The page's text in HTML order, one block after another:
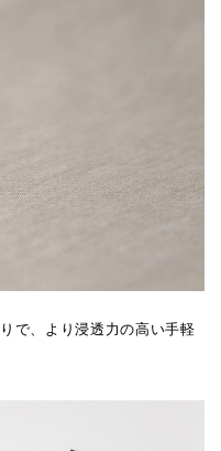
で、より浸透力の高い手軽